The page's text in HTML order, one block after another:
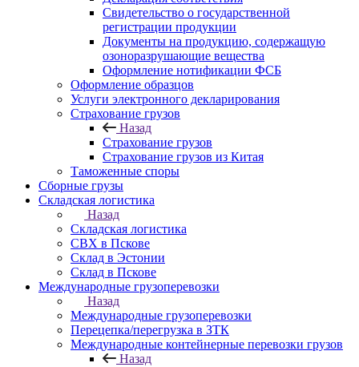
Свидетельство о государственной
регистрации продукции
Документы на продукцию, содержащую
озоноразрушающие вещества
Оформление нотификации ФСБ
Оформление образцов
Услуги электронного декларирования
Страхование грузов
Назад
Страхование грузов
Страхование грузов из Китая
Таможенные споры
Сборные грузы
Складская логистика
Назад
Складская логистика
СВХ в Пскове
Склад в Эстонии
Склад в Пскове
Международные грузоперевозки
Назад
Международные грузоперевозки
Перецепка/перегрузка в ЗТК
Международные контейнерные перевозки грузов
Назад